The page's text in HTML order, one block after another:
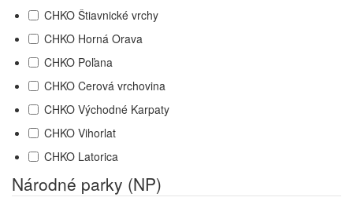
CHKO Štiavnické vrchy
CHKO Horná Orava
CHKO Poľana
CHKO Cerová vrchovina
CHKO Východné Karpaty
CHKO Vihorlat
CHKO Latorica
Národné parky (NP)